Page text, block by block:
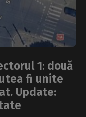
1: două
fi unite
Update: